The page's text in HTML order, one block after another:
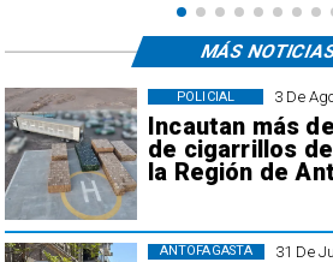
3 De
Incautan más
de cigarrillos
la Región de
POLICIAL
31 De
ANTOFAGASTA
MÁS